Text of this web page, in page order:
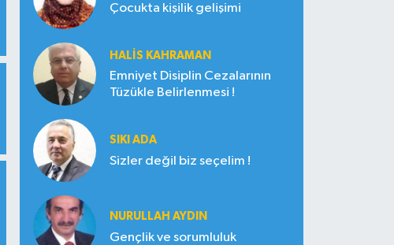
Çocukta kişilik gelişimi
HALIS KAHRAMAN
Emniyet Disiplin Cezalarının
Tüzükle Belirlenmesi !
SIKI ADA
Sizler değil biz seçelim !
NURULLAH AYDIN
Gençlik ve sorumluluk